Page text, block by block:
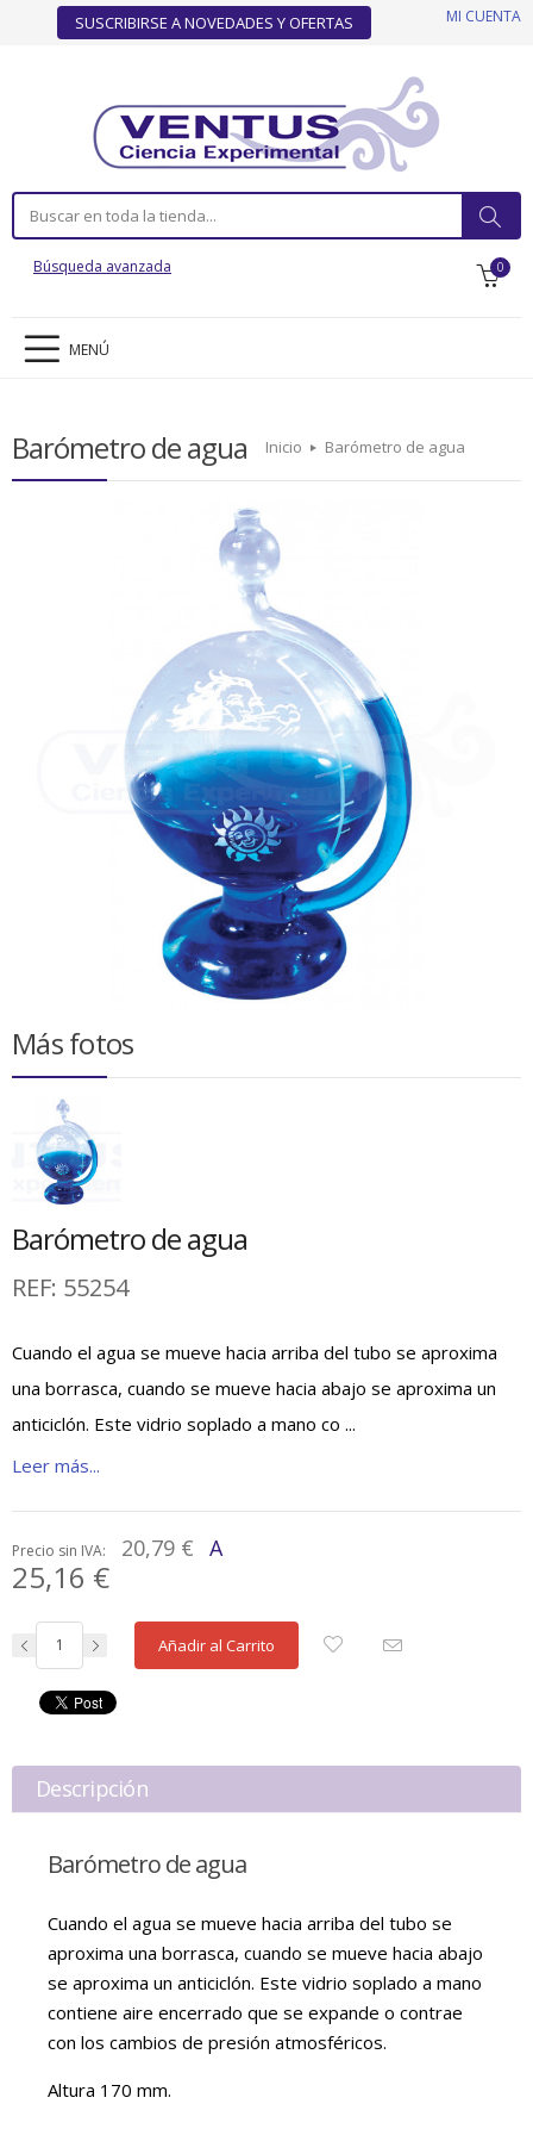
SUSCRIBIRSE A NOVEDADES Y OFERTAS MI CUENTA
Búsqueda avanzada 0
MENÚ
Barómetro de agua Inicio Barómetro de agua
Más fotos
Barómetro de agua
REF: 55254
Cuando el agua se mueve hacia arriba del tubo se aproxima
una borrasca, cuando se mueve hacia abajo se aproxima un
anticiclón. Este vidrio soplado a mano co ...
Leer más...
Precio sin IVA: 20,79 € A
25,16 €
Añadir al Carrito
Descripción
Barómetro de agua
Cuando el agua se mueve hacia arriba del tubo se
aproxima una borrasca, cuando se mueve hacia abajo
se aproxima un anticiclón. Este vidrio soplado a mano
contiene aire encerrado que se expande o contrae
con los cambios de presión atmosféricos.
Altura 170 mm.